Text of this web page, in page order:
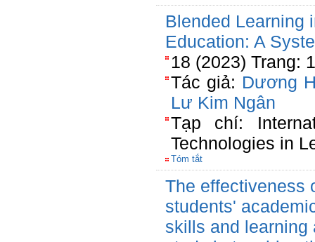
Blended Learning
Education: A
18 (2023) Trang:
Tác giả: Dương
Lư Kim Ngân
Tạp chí:
Technologies in
Tóm tắt
The effectiveness
students'
skills and learning